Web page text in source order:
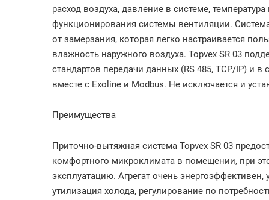
расход воздуха, давление в системе,
функционирования системы вентиляции.
от замерзания, которая легко настраивается
влажность наружного воздуха. Topvex SR 03
стандартов передачи данных (RS 485, TCP/IP) и
вместе с Exoline и Modbus. Не исключается и
Преимущества
Приточно-вытяжная система Topvex SR 03
комфортного микроклимата в помещении, при
эксплуатацию. Агрегат очень
утилизация холода, регулирование по